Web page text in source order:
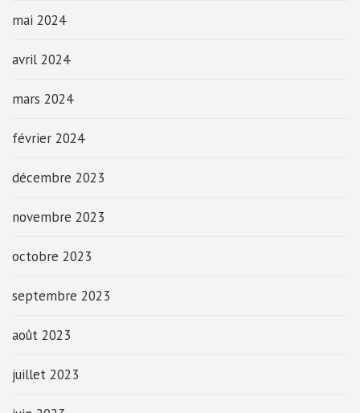
mai 2024
avril 2024
mars 2024
février 2024
décembre 2023
novembre 2023
octobre 2023
septembre 2023
août 2023
juillet 2023